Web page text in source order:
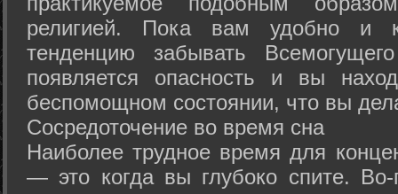
религией. Пока вам удобно и
тенденцию забывать
появляется опасность и вы
беспомощном состоянии, что вы
Сосредоточение во время сна
Наиболее трудное время для
— это когда вы глубоко спите.